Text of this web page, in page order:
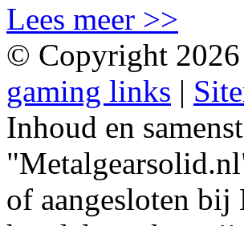
Lees meer >>
© Copyright
gaming links |
Inhoud en
of aangesloten bij